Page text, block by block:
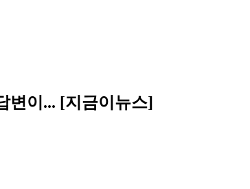
변이... [지금이뉴스]